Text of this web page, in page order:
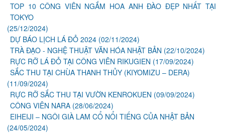
TOP 10 CÔNG VIÊN NGẮM HOA ANH ĐÀO ĐẸP NHẤT TẠI
TOKYO
(25/12/2024)
DỰ BÁO LỊCH LÁ ĐỎ 2024 (02/11/2024)
TRÀ ĐẠO - NGHỆ THUẬT VĂN HÓA NHẬT BẢN (22/10/2024)
RỰC RỠ LÁ ĐỎ TẠI CÔNG VIÊN RIKUGIEN (17/09/2024)
SẮC THU TẠI CHÙA THANH THỦY (KIYOMIZU – DERA)
(11/09/2024)
RỰC RỠ SẮC THU TẠI VƯỜN KENROKUEN (09/09/2024)
CÔNG VIÊN NARA (28/06/2024)
EIHEIJI – NGÔI GIÀ LAM CỔ NỔI TIẾNG CỦA NHẬT BẢN
(24/05/2024)